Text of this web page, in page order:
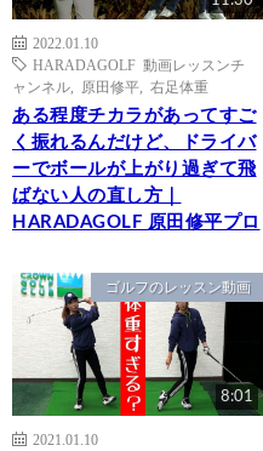
2022.01.10
HARADAGOLF 動画レッスンチ
ャンネル
原田修平 右足体重
ある程度チカラがあってすご
く振れるんだけど、ドライバ
ーでボールが上がり過ぎて飛
ばない人の直し方｜
HARADAGOLF 原田修平プロ
ゴルフのレッスン動画
8:01
2021.01.10